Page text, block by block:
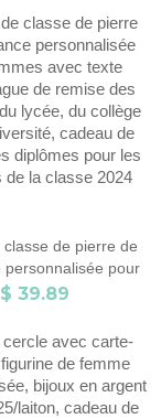
de remise de
pour maman/
amie
classe de pierre de
personnalisée pour
avec texte gravé,
du collège et de
cadeau de remise
pour les diplômés
classe 2024
$ 39.89